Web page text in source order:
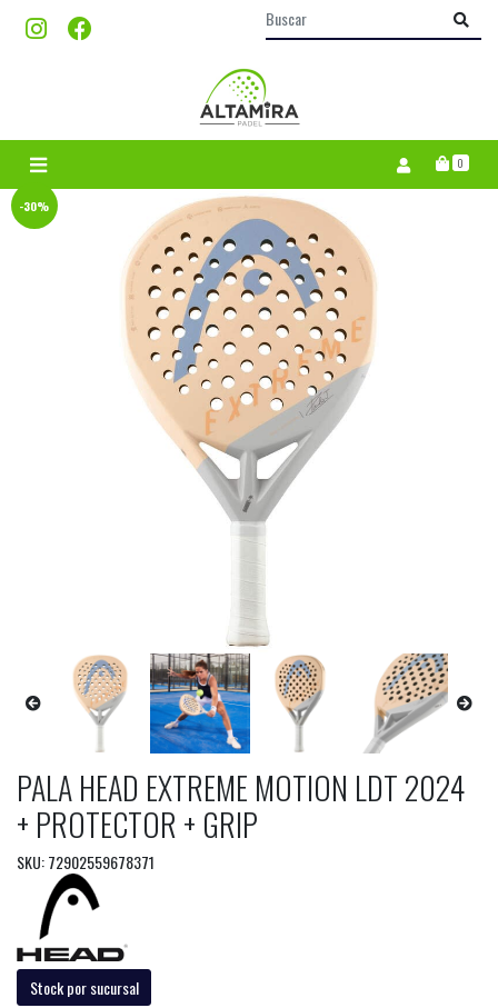
0
-30%
PALA HEAD EXTREME MOTION LDT 2024
+ PROTECTOR + GRIP
SKU: 72902559678371
Stock por sucursal